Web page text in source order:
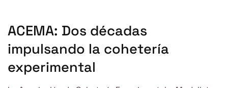
ACEMA: Dos décadas
impulsando la cohetería
experimental